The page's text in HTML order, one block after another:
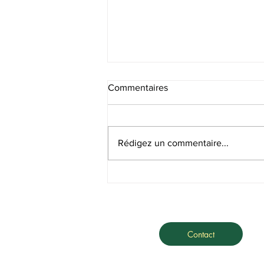
Recrutement SF
Commentaires
Rédigez un commentaire...
Contact